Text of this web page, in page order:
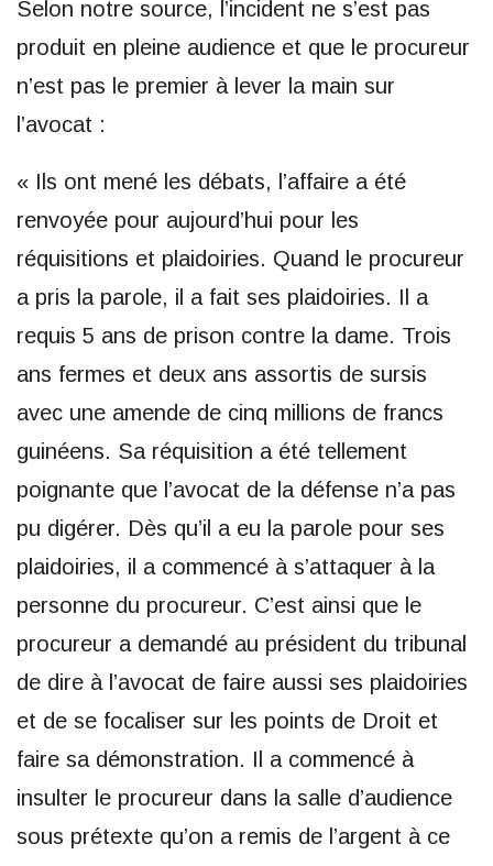
Selon notre source, l’incident ne s’est pas
produit en pleine audience et que le procureur
n’est pas le premier à lever la main sur
l’avocat :
« Ils ont mené les débats, l’affaire a été
renvoyée pour aujourd’hui pour les
réquisitions et plaidoiries. Quand le procureur
a pris la parole, il a fait ses plaidoiries. Il a
requis 5 ans de prison contre la dame. Trois
ans fermes et deux ans assortis de sursis
avec une amende de cinq millions de francs
guinéens. Sa réquisition a été tellement
poignante que l’avocat de la défense n’a pas
pu digérer. Dès qu’il a eu la parole pour ses
plaidoiries, il a commencé à s’attaquer à la
personne du procureur. C’est ainsi que le
procureur a demandé au président du tribunal
de dire à l’avocat de faire aussi ses plaidoiries
et de se focaliser sur les points de Droit et
faire sa démonstration. Il a commencé à
insulter le procureur dans la salle d’audience
sous prétexte qu’on a remis de l’argent à ce